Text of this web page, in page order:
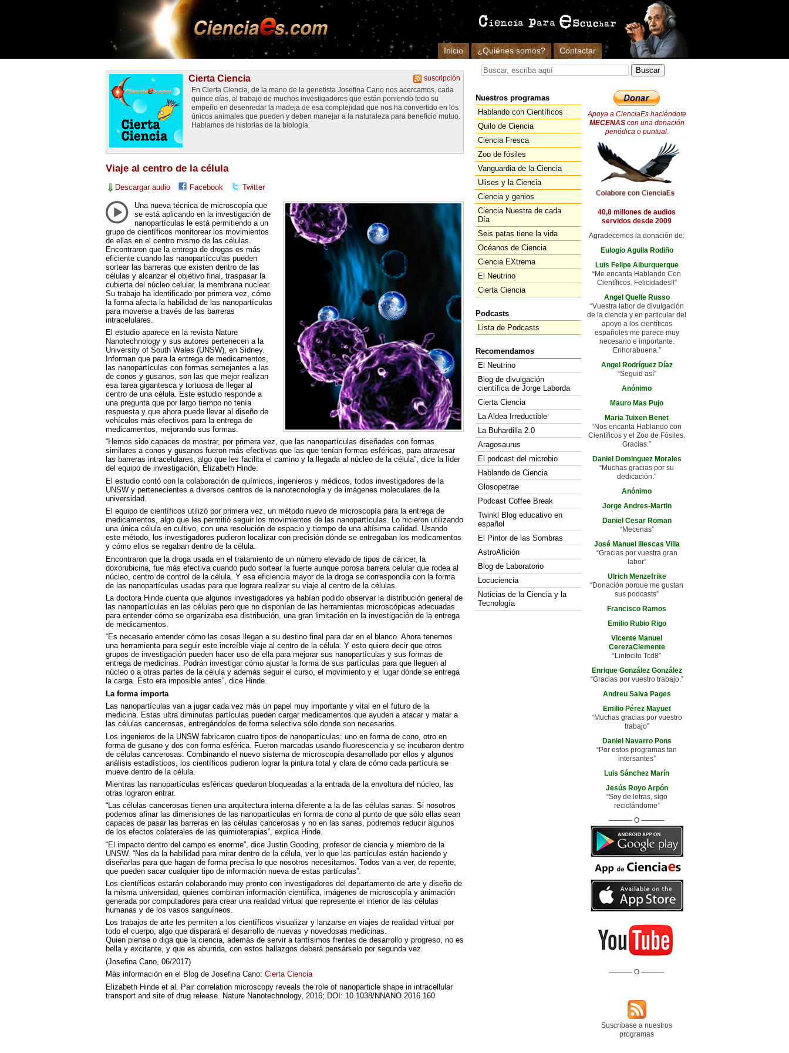
Inicio ¿Quiénes somos? Contactar
suscripción
Cierta Ciencia
En Cierta Ciencia, de la mano de la genetista Josefina Cano nos acercamos, cada
quince días, al trabajo de muchos investigadores que están poniendo todo su
empeño en desenredar la madeja de esa complejidad que nos ha convertido en los
únicos animales que pueden y deben manejar a la naturaleza para beneficio mutuo.
Hablamos de historias de la biología.
Viaje al centro de la célula
Descargar audio Facebook Twitter
Una nueva técnica de microscopía que
se está aplicando en la investigación de
nanopartículas le está permitiendo a un
grupo de científicos monitorear los movimientos
de ellas en el centro mismo de las células.
Encontraron que la entrega de drogas es más
eficiente cuando las nanopartícculas pueden
sortear las barreras que existen dentro de las
células y alcanzar el objetivo final, traspasar la
cubierta del núcleo celular, la membrana nuclear.
Su trabajo ha identificado por primera vez, cómo
la forma afecta la habilidad de las nanopartículas
para moverse a través de las barreras
intracelulares.
El estudio aparece en la revista Nature
Nanotechnology y sus autores pertenecen a la
University of South Wales (UNSW), en Sidney.
Informan que para la entrega de medicamentos,
las nanopartículas con formas semejantes a las
de conos y gusanos, son las que mejor realizan
esa tarea gigantesca y tortuosa de llegar al
centro de una célula. Este estudio responde a
una pregunta que por largo tiempo no tenía
respuesta y que ahora puede llevar al diseño de
vehículos más efectivos para la entrega de
medicamentos, mejorando sus formas.
“Hemos sido capaces de mostrar, por primera vez, que las nanopartículas diseñadas con formas
similares a conos y gusanos fueron más efectivas que las que tenían formas esféricas, para atravesar
las barreras intracelulares, algo que les facilita el camino y la llegada al núcleo de la célula”, dice la líder
del equipo de investigación, Elizabeth Hinde.
El estudio contó con la colaboración de químicos, ingenieros y médicos, todos investigadores de la
UNSWy pertenecientes a diversos centros de la nanotecnología y de imágenes moleculares de la
universidad.
El equipo de científicos utilizó por primera vez, un método nuevo de microscopía para la entrega de
medicamentos, algo que les permitió seguir los movimientos de las nanopartículas. Lo hicieron utilizando
una única célula en cultivo, con una resolución de espacio y tiempo de una altísima calidad. Usando
este método, los investigadores pudieron localizar con precisión dónde se entregaban los medicamentos
y cómo ellos se regaban dentro de la célula.
Encontraron que la droga usada en el tratamiento de un número elevado de tipos de cáncer, la
doxorubicina, fue más efectiva cuando pudo sortear la fuerte aunque porosa barrera celular que rodea al
núcleo, centro de control de la célula. Y esa eficiencia mayor de la droga se correspondía con la forma
de las nanopartículas usadas para que lograra realizar su viaje al centro de la células.
La doctora Hinde cuenta que algunos investigadores ya habían podido observar la distribución general de
las nanopartículas en las células pero que no disponían de las herramientas microscópicas adecuadas
para entender cómo se organizaba esa distribución, una gran limitación en la investigación de la entrega
de medicamentos.
“Es necesario entender cómo las cosas llegan a su destino final para dar en el blanco. Ahora tenemos
una herramienta para seguir este increíble viaje al centro de la célula. Y esto quiere decir que otros
grupos de investigación pueden hacer uso de ella para mejorar sus nanopartículas y sus formas de
entrega de medicinas. Podrán investigar cómo ajustar la forma de sus partículas para que lleguen al
núcleo o a otras partes de la célula y además seguir el curso, el movimiento y el lugar dónde se entrega
la carga. Esto era imposible antes”, dice Hinde.
La forma importa
Las nanopartículas van a jugar cada vez más un papel muy importante y vital en el futuro de la
medicina. Estas ultra diminutas partículas pueden cargar medicamentos que ayuden a atacar y matar a
las células cancerosas, entregándolos de forma selectiva sólo donde son necesarios.
Los ingenieros de la UNSWfabricaron cuatro tipos de nanopartículas: uno en forma de cono, otro en
forma de gusano y dos con forma esférica. Fueron marcadas usando fluorescencia y se incubaron dentro
de células cancerosas. Combinando el nuevo sistema de microscopía desarrollado por ellos y algunos
análisis estadísticos, los científicos pudieron lograr la pintura total y clara de cómo cada partícula se
mueve dentro de la célula.
Mientras las nanopartículas esféricas quedaron bloqueadas a la entrada de la envoltura del núcleo, las
otras lograron entrar.
“Las células cancerosas tienen una arquitectura interna diferente a la de las células sanas. Si nosotros
podemos afinar las dimensiones de las nanopartículas en forma de cono al punto de que sólo ellas sean
capaces de pasar las barreras en las células cancerosas y no en las sanas, podremos reducir algunos
de los efectos colaterales de las quimioterapias”, explica Hinde.
“El impacto dentro del campo es enorme”, dice Justin Gooding, profesor de ciencia y miembro de la
UNSW. “Nos da la habilidad para mirar dentro de la célula, ver lo que las partículas están haciendo y
diseñarlas para que hagan de forma precisa lo que nosotros necesitamos. Todos van a ver, de repente,
que pueden sacar cualquier tipo de información nueva de estas partículas”.
Los científicos estarán colaborando muy pronto con investigadores del departamento de arte y diseño de
la misma universidad, quienes combinan información científica, imágenes de microscopía y animación
generada por computadores para crear una realidad virtual que represente el interior de las células
humanas y de los vasos sanguíneos.
Los trabajos de arte les permiten a los científicos visualizar y lanzarse en viajes de realidad virtual por
todo el cuerpo, algo que disparará el desarrollo de nuevas y novedosas medicinas.
Quien piense o diga que la ciencia, además de servir a tantísimos frentes de desarrollo y progreso, no es
bella y excitante, y que es aburrida, con estos hallazgos deberá pensárselo por segunda vez.
(Josefina Cano, 06/2017)
Más información en el Blog de Josefina Cano: Cierta Ciencia
Elizabeth Hinde et al. Pair correlation microscopy reveals the role of nanoparticle shape in intracellular
transport and site of drug release. Nature Nanotechnology, 2016; DOI: 10.1038/NNANO.2016.160
Nuestros programas
Hablando con Científicos
Quilo de Ciencia
Ciencia Fresca
Zoo de fósiles
Vanguardia de la Ciencia
Ulises y la Ciencia
Ciencia y genios
Ciencia Nuestra de cada
Día
Seis patas tiene la vida
Océanos de Ciencia
Ciencia EXtrema
El Neutrino
Cierta Ciencia
Podcasts
Lista de Podcasts
Recomendamos
El Neutrino
Blog de divulgación
científica de Jorge Laborda
Cierta Ciencia
La Aldea Irreductible
La Buhardilla 2.0
Aragosaurus
El podcast del microbio
Hablando de Ciencia
Glosopetrae
Podcast Coffee Break
Twinkl Blog educativo en
español
El Pintor de las Sombras
AstroAfición
Blog de Laboratorio
Locuciencia
Noticias de la Ciencia y la
Tecnología
Apoya a CienciaEs haciéndote
MECENAScon una donación
periódica o puntual.
40,8 millones de audios
servidos desde 2009
Agradecemos la donación de:
Eulogio Agulla Rodiño
Luis Felipe Alburquerque
“Me encanta Hablando Con
Científicos. Felicidades!!”
Angel Quelle Russo
“Vuestra labor de divulgación
de la ciencia y en particular del
apoyo a los científicos
españoles me parece muy
necesario e importante.
Enhorabuena.”
Angel Rodríguez Díaz
“Seguid así”
Anónimo
Mauro Mas Pujo
Maria Tuixen Benet
“Nos encanta Hablando con
Científicos y el Zoo de Fósiles.
Gracias.”
Daniel Dominguez Morales
“Muchas gracias por su
dedicación.”
Anónimo
Jorge Andres-Martin
Daniel Cesar Roman
“Mecenas”
José Manuel Illescas Villa
“Gracias por vuestra gran
labor”
Ulrich Menzefrike
“Donación porque me gustan
sus podcasts”
Francisco Ramos
Emilio Rubio Rigo
Vicente Manuel
CerezaClemente
“Linfocito Tcd8”
Enrique González González
“Gracias por vuestro trabajo.”
Andreu Salva Pages
Emilio Pérez Mayuet
“Muchas gracias por vuestro
trabajo”
Daniel Navarro Pons
“Por estos programas tan
intersantes”
Luis Sánchez Marín
Jesús Royo Arpón
“Soy de letras, sigo
reciclándome”
———- O ———-
———- O ———-
Suscribase a nuestros
programas